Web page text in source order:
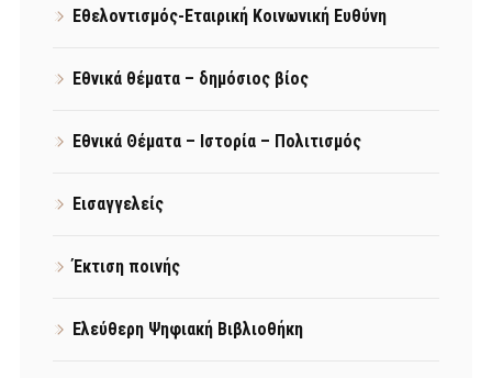
Εθελοντισμός-Εταιρική Κοινωνική Ευθύνη
Εθνικά θέματα – δημόσιος βίος
Εθνικά Θέματα – Ιστορία – Πολιτισμός
Εισαγγελείς
Έκτιση ποινής
Ελεύθερη Ψηφιακή Βιβλιοθήκη